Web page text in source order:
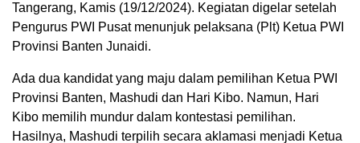
Tangerang, Kamis (19/12/2024). Kegiatan digelar setelah
Pengurus PWI Pusat menunjuk pelaksana (Plt) Ketua PWI
Provinsi Banten Junaidi.
Ada dua kandidat yang maju dalam pemilihan Ketua PWI
Provinsi Banten, Mashudi dan Hari Kibo. Namun, Hari
Kibo memilih mundur dalam kontestasi pemilihan.
Hasilnya, Mashudi terpilih secara aklamasi menjadi Ketua